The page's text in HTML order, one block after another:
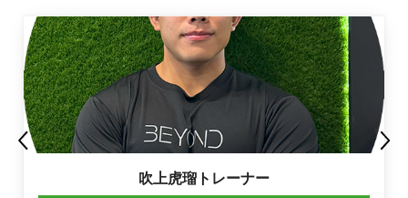
吹上虎瑠トレーナー